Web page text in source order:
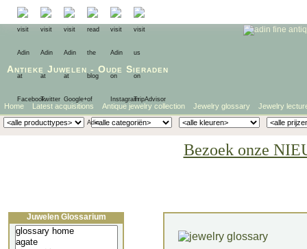
Antieke Juwelen - Oude Sieraden
Home Latest acquisitions Antique jewelry collection Jewelry glossary Jewelry
Bezoek onze
Juwelen Glossarium